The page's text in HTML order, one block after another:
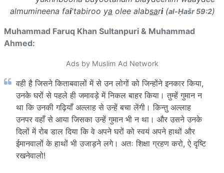
almumineena fai'tabiroo ya olee alabsari(al-Ḥašr 59:2)
Muhammad Faruq Khan Sultanpuri & Muhammad
Ahmed:
Ads by Muslim Ad Network
वही है जिसने किताबवालों में से उन लोगों को जिन्होंने इनकार किया,
उनके घरों से पहले ही जमावड़े में निकल बाहर किया। तुम्हें गुमान न
था कि उनकी गढ़ियाँ अल्लाह से उन्हें बचा लेंगी। किन्तु अल्लाह
उनपर वहाँ से आया जिसका उन्हें गुमान भी न था। और उसने उनके
दिलों में रोब डाल दिया कि वे अपने घरों को स्वयं अपने हाथों और
ईमानवालों के हाथों भी उजाड़ने लगे। अतः शिक्षा ग्रहण करो, ऐ दृष्टि
रखनेवालो!